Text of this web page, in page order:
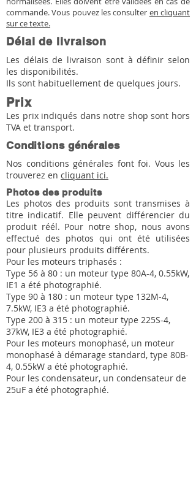
commande. Vous pouvez les consulter en cliquant
sur ce texte.
Délai de livraison
Les délais de livraison sont à définir selon
les disponibilités.
Ils sont habituellement de quelques jours.
Prix
Les prix indiqués dans notre shop sont hors
TVA et transport.
Conditions générales
Nos conditions générales font foi. Vous les
trouverez en cliquant ici.
Photos des produits
Les photos des produits sont transmises à
titre indicatif. Elle peuvent différencier du
produit réél. Pour notre shop, nous avons
effectué des photos qui ont été utilisées
pour plusieurs produits différents.
Pour les moteurs triphasés :
Type 56 à 80 : un moteur type 80A-4, 0.55kW,
IE1 a été photographié.
Type 90 à 180 : un moteur type 132M-4,
7.5kW, IE3 a été photographié.
Type 200 à 315 : un moteur type 225S-4,
37kW, IE3 a été photographié.
Pour les moteurs monophasé, un moteur
monophasé à démarage standard, type 80B-
4, 0.55kW a été photographié.
Pour les condensateur, un condensateur de
25uF a été photographié.